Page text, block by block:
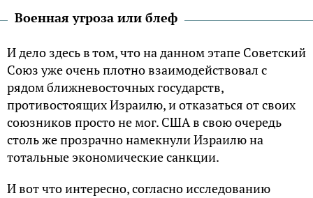
Военная угроза или блеф
И дело здесь в том, что на данном этапе Советский
Союз уже очень плотно взаимодействовал с
рядом ближневосточных государств,
противостоящих Израилю, и отказаться от своих
союзников просто не мог. США в свою очередь
столь же прозрачно намекнули Израилю на
тотальные экономические санкции.
И вот что интересно, согласно исследованию